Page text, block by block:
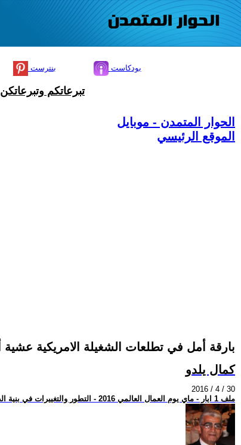
بنترست بودكاست
تبرعاتكم
الحوار المتمدن - موبايل
الموقع الرئيسي
بارقة أمل في تطلعات الشغيلة الامريكية عشية
كمال يلدو
2016 / 4 / 30
ملف 1 ايار - ماي يوم العمال العالمي 2016 - التطور والتغييرات في بنية الطبقة العاملة وأساليب النضال في ظل النظام الرأسمالي والعولمة